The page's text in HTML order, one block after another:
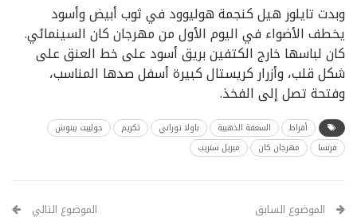
وبدت تايلور هيل كنجمة هوليوود في ثوب أبيض وأسود
يخطف الأضواء في اليوم الأول من مهرجان كان السينمائي.
كان لباسها خارج الكتفين بريق أسود على خط العنق على
شكل قلب، وأزرار كريستال كبيرة أسفل صدها المناسب،
وفتحة تصل إلى الفخذ.
أقراط السعفة الذهبية باولا توراني تكريم
جولييت بينوش
فرنسا
مهرجان كان ميريل ستريب
الموضوع السابق الموضوع التالي